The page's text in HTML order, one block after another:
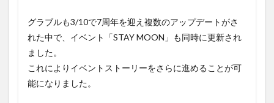
グラブルも3/10で7周年を迎え複数のアップデートがさ
れた中で、イベント「STAY MOON」も同時に更新され
ました。
これによりイベントストーリーをさらに進めることが可
能になりました。